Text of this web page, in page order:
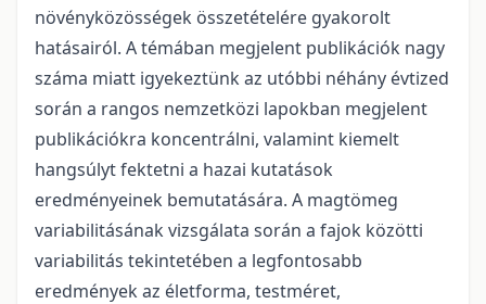
növényközösségek összetételére gyakorolt
hatásairól. A témában megjelent publikációk nagy
száma miatt igyekeztünk az utóbbi néhány évtized
során a rangos nemzetközi lapokban megjelent
publikációkra koncentrálni, valamint kiemelt
hangsúlyt fektetni a hazai kutatások
eredményeinek bemutatására. A magtömeg
variabilitásának vizsgálata során a fajok közötti
variabilitás tekintetében a legfontosabb
eredmények az életforma, testméret,